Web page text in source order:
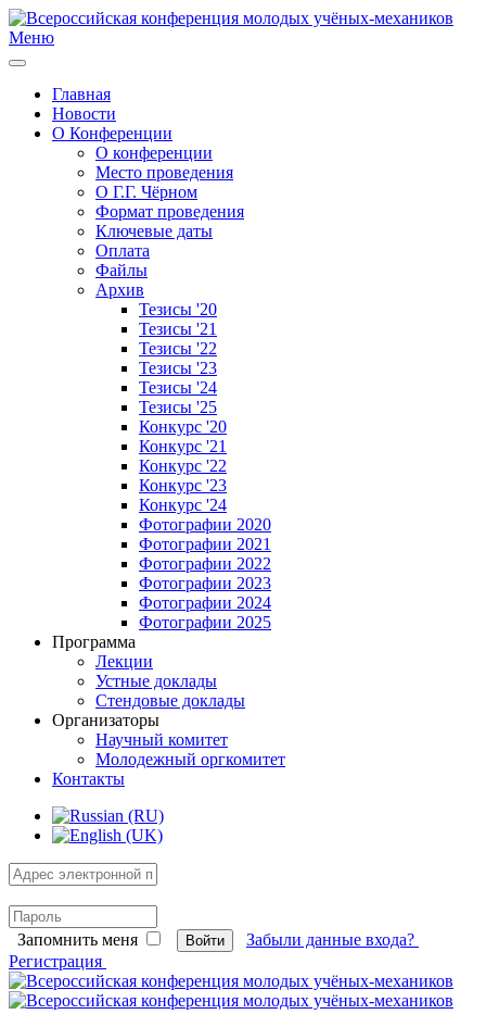
Меню
Главная
Новости
О Конференции
О конференции
Место проведения
О Г.Г. Чёрном
Формат проведения
Ключевые даты
Оплата
Файлы
Архив
Тезисы '20
Тезисы '21
Тезисы '22
Тезисы '23
Тезисы '24
Тезисы '25
Конкурс '20
Конкурс '21
Конкурс '22
Конкурс '23
Конкурс '24
Фотографии 2020
Фотографии 2021
Фотографии 2022
Фотографии 2023
Фотографии 2024
Фотографии 2025
Программа
Лекции
Устные доклады
Стендовые доклады
Организаторы
Научный комитет
Молодежный оргкомитет
Контакты
Запомнить меня Войти
Забыли данные входа?
Регистрация